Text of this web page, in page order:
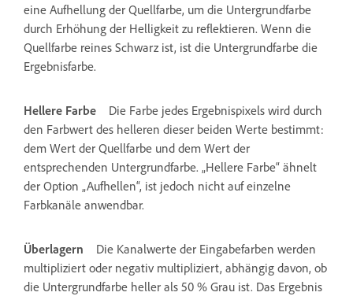
eine Aufhellung der Quellfarbe, um die Untergrundfarbe
durch Erhöhung der Helligkeit zu reflektieren. Wenn die
Quellfarbe reines Schwarz ist, ist die Untergrundfarbe die
Ergebnisfarbe.
Hellere Farbe
Die Farbe jedes Ergebnispixels wird durch
den Farbwert des helleren dieser beiden Werte bestimmt:
dem Wert der Quellfarbe und dem Wert der
entsprechenden Untergrundfarbe. „Hellere Farbe“ ähnelt
der Option „Aufhellen“, ist jedoch nicht auf einzelne
Farbkanäle anwendbar.
Überlagern
Die Kanalwerte der Eingabefarben werden
multipliziert oder negativ multipliziert, abhängig davon, ob
die Untergrundfarbe heller als 50 % Grau ist. Das Ergebnis